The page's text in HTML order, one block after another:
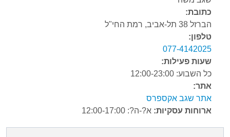
כתובת:
הברזל 38 תל-אביב, רמת החי"ל
טלפון:
077-4142025
שעות פעילות:
כל השבוע: 12:00-23:00
אתר:
אתר שגב אקספרס
ארוחות עסקיות: א?-ה?: 12:00-17:00